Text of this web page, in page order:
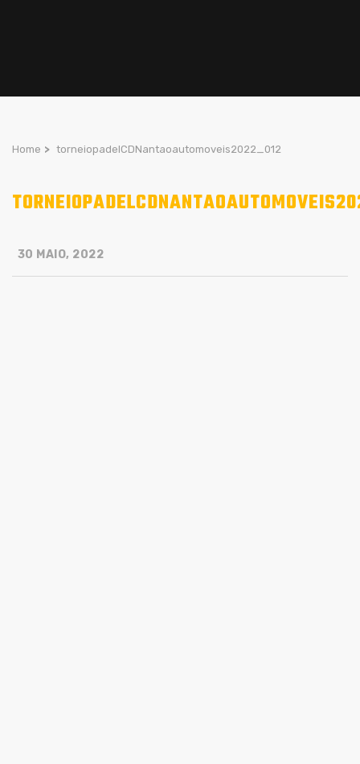
Home > torneiopadelCDNantaoautomoveis2022_012
30 MAIO, 2022